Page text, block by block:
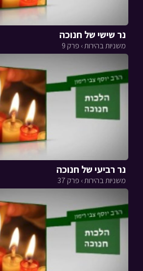
נר שישי של חנוכה
משניות בהירות › פרק 9
נר רביעי של חנוכה
משניות בהירות › פרק 37